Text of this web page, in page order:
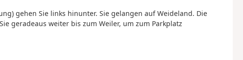
gehen Sie links hinunter. Sie gelangen auf Weideland. Die
geradeaus weiter bis zum Weiler, um zum Parkplatz